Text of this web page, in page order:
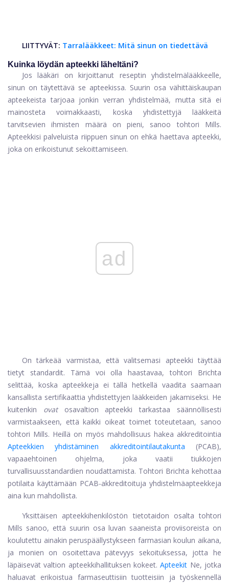
LIITTYVÄT: Tarralääkkeet: Mitä sinun on tiedettävä
Kuinka löydän apteekki läheltäni?
Jos lääkäri on kirjoittanut reseptin yhdistelmälääkkeelle,
sinun on täytettävä se apteekissa. Suurin osa vähittäiskaupan
apteekeista tarjoaa jonkin verran yhdistelmää, mutta sitä ei
mainosteta voimakkaasti, koska yhdistettyjä lääkkeitä
tarvitsevien ihmisten määrä on pieni, sanoo tohtori Mills.
Apteekkisi palveluista riippuen sinun on ehkä haettava apteekki,
joka on erikoistunut sekoittamiseen.
ad
On tärkeää varmistaa, että valitsemasi apteekki täyttää
tietyt standardit. Tämä voi olla haastavaa, tohtori Brichta
selittää, koska apteekkeja ei tällä hetkellä vaadita saamaan
kansallista sertifikaattia yhdistettyjen lääkkeiden jakamiseksi. He
kuitenkin
ovat
osavaltion apteekki tarkastaa säännöllisesti
varmistaakseen, että kaikki oikeat toimet toteutetaan, sanoo
tohtori Mills. Heillä on myös mahdollisuus hakea akkreditointia
Apteekkien yhdistäminen akkreditointilautakunta
(PCAB),
vapaaehtoinen ohjelma, joka vaatii tiukkojen
turvallisuusstandardien noudattamista. Tohtori Brichta kehottaa
potilaita käyttämään PCAB-akkreditoituja yhdistelmäapteekkeja
aina kun mahdollista.
Yksittäisen apteekkihenkilöstön tietotaidon osalta tohtori
Mills sanoo, että suurin osa luvan saaneista proviisoreista on
koulutettu ainakin peruspäällystykseen farmasian koulun aikana,
ja monien on osoitettava pätevyys sekoituksessa, jotta he
läpäisevät valtion apteekkihallituksen kokeet. Apteekit Ne, jotka
haluavat erikoistua farmaseuttisiin tuotteisiin ja työskennellä